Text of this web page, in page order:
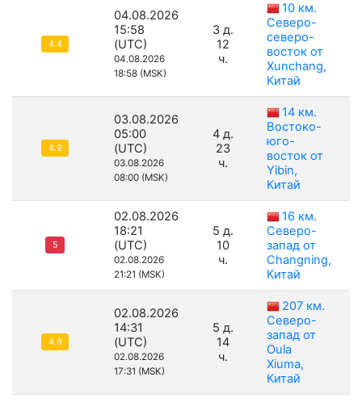
4.4
04.08.2026
15:58
(UTC)
04.08.2026
18:58 (MSK)
3 д.
12
ч.
10 км.
Северо-
северо-
восток от
Xunchang,
Китай
4.9
03.08.2026
05:00
(UTC)
03.08.2026
08:00 (MSK)
4 д.
23
ч.
14 км.
Востоко-
юго-
восток от
Yibin,
Китай
5
02.08.2026
18:21
(UTC)
02.08.2026
21:21 (MSK)
5 д.
10
ч.
16 км.
Северо-
запад от
Changning,
Китай
4.9
02.08.2026
14:31
(UTC)
02.08.2026
17:31 (MSK)
5 д.
14
ч.
207 км.
Северо-
запад от
Oula
Xiuma,
Китай